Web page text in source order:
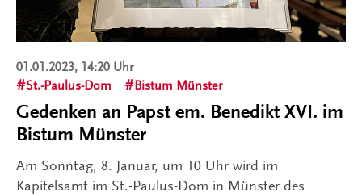
01.01.2023, 14:20 Uhr
St.-Paulus-Dom
Bistum Münster
Gedenken an Papst em. Benedikt XVI. im
Bistum Münster
Am Sonntag, 8. Januar, um 10 Uhr wird im
Kapitelsamt im St.-Paulus-Dom in Münster des